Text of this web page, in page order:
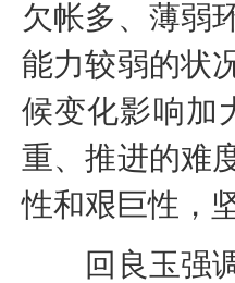
欠帐多、薄弱
能力较弱的状
候变化影响加
重、推进的难
性和艰巨性，
回良玉强调